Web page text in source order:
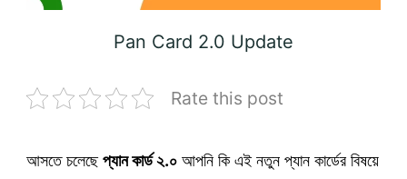
Pan Card 2.0 Update
Rate this post
আসতে চলেছেপ্যান কার্ড ২.০ আপনি কি এই নতুন প্যান কার্ডের বিষয়ে